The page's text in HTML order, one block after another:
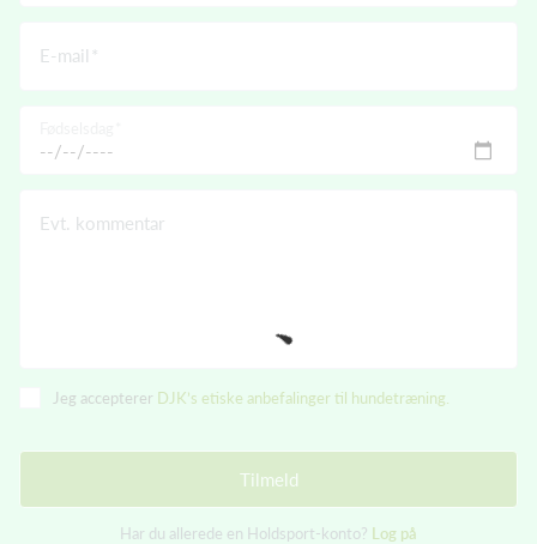
E-mail
Evt. kommentar
Jeg accepterer DJK’s etiske anbefalinger til hundetræning.
Tilmeld
Har du allerede en Holdsport-konto? Log på